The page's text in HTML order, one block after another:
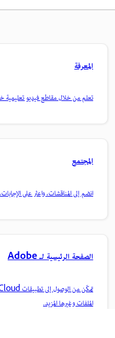
المعرفة
تعلم من خلال مقاطع فيديو تعليمية
المجتمع
انضم إلى المناقشات، واعثر على
الصفحة الرئيسية لـ Adobe
الملفات وغيرها المزيد.